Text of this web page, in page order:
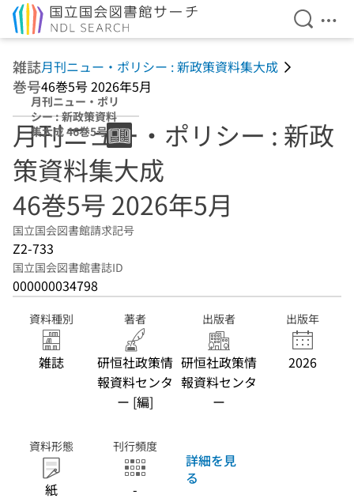
検索を
メ
雑誌月刊ニュー・ポリシー : 新政策資料集大成
巻号46巻5号 2026年5月
月刊ニュー・ポリ
シー : 新政策資料
集大成 46巻5号
2026年5月
月刊ニュー・ポリシー : 新政
策資料集大成
46巻5号 2026年5月
国立国会図書館請求記号
Z2-733
国立国会図書館書誌ID
000000034798
資料種別
雑誌
著者
研恒社政策情
報資料センタ
ー [編]
出版者
研恒社政策情
報資料センタ
ー
出版年
2026
資料形態
紙
刊行頻度
-
詳細を見
る